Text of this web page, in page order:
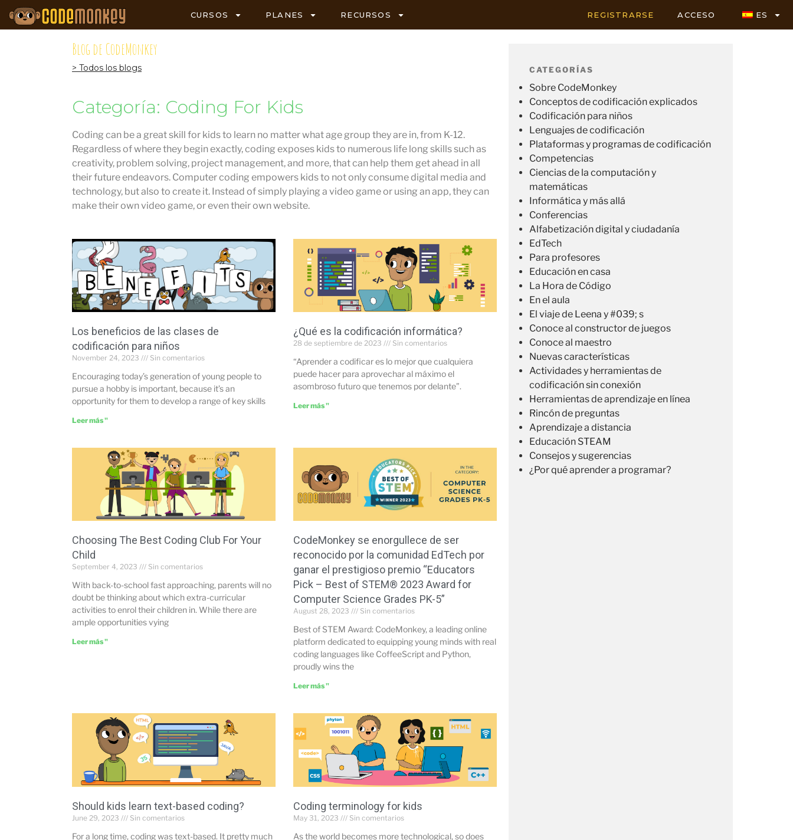
CURSOS PLANES RECURSOS REGISTRARSE ACCESO ES
Blog de CodeMonkey
> Todos los blogs
Categoría: Coding For Kids
Coding can be a great skill for kids to learn no matter what age group they are in, from K-12.
Regardless of where they begin exactly, coding exposes kids to numerous life long skills such as
creativity, problem solving, project management, and more, that can help them get ahead in all
their future endeavors. Computer coding empowers kids to not only consume digital media and
technology, but also to create it. Instead of simply playing a video game or using an app, they can
make their own video game, or even their own website.
Los beneficios de las clases de
codificación para niños
November 24, 2023 Sin comentarios
Encouraging today’s generation of young people to
pursue a hobby is important, because it’s an
opportunity for them to develop a range of key skills
Leer más "
¿Qué es la codificación informática?
28 de septiembre de 2023 Sin comentarios
“Aprender a codificar es lo mejor que cualquiera
puede hacer para aprovechar al máximo el
asombroso futuro que tenemos por delante”.
Leer más "
Choosing The Best Coding Club For Your
Child
September 4, 2023 Sin comentarios
With back-to-school fast approaching, parents will no
doubt be thinking about which extra-curricular
activities to enrol their children in. While there are
ample opportunities vying
Leer más "
CodeMonkey se enorgullece de ser
reconocido por la comunidad EdTech por
ganar el prestigioso premio “Educators
Pick – Best of STEM® 2023 Award for
Computer Science Grades PK-5”
August 28, 2023 Sin comentarios
Best of STEM Award: CodeMonkey, a leading online
platform dedicated to equipping young minds with real
coding languages like CoffeeScript and Python,
proudly wins the
Leer más "
Should kids learn text-based coding?
June 29, 2023 Sin comentarios
For a long time, coding was text-based. It pretty much
Coding terminology for kids
May 31, 2023 Sin comentarios
As the world becomes more technological, so does
CATEGORÍAS
Sobre CodeMonkey
Conceptos de codificación explicados
Codificación para niños
Lenguajes de codificación
Plataformas y programas de codificación
Competencias
Ciencias de la computación y
matemáticas
Informática y más allá
Conferencias
Alfabetización digital y ciudadanía
EdTech
Para profesores
Educación en casa
La Hora de Código
En el aula
El viaje de Leena y #039; s
Conoce al constructor de juegos
Conoce al maestro
Nuevas características
Actividades y herramientas de
codificación sin conexión
Herramientas de aprendizaje en línea
Rincón de preguntas
Aprendizaje a distancia
Educación STEAM
Consejos y sugerencias
¿Por qué aprender a programar?